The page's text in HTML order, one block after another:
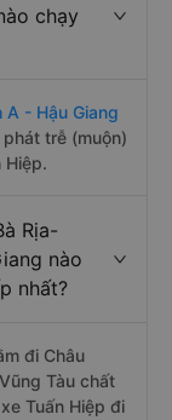
chạy
A - Hậu Giang
trễ (muộn)
Hiệp.
Rịa-
nào
nhất?
đi Châu
Tàu chất
Tuấn Hiệp đi